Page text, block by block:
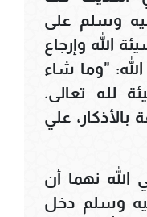
وسلم على
الله وإرجاع
"وما شاء
لله تعالى.
بالأذكار، علي
نهما أن
وسلم دخل